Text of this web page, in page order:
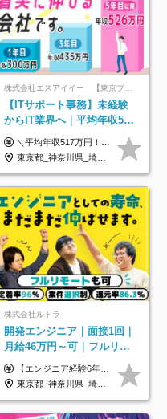
株式会社エスアイイー 【東京プロマーケット上場】
【ITサポート事務】未経験
からIT業界へ｜平均年収517
万円｜ホワイト企業認定｜
年休134日｜リモートOK
＼平均年収517万円！入社5年目まで毎年必ず昇給／ ■賞与年3回 ■年収800万円以上も可 ■入社3年以上の平均年収469.2万円 月給23万2000円以上＋賞与年3回＋各種手当 ☆入社5年目まで最大1万5000円の定期昇給を確約 ┃各種手当充実 ・規定の資格を取得すれば、2000円～5万円を毎月支給（2万4000円～60万円／年） ・研修中に取得した取得率95％の資格でも研修後の給料UP ※月給は年齢・経験・能力を考慮して、優遇いたします ※上記月給金額は固定残業代（20時間/3万1300円円以上）を含み、超過分は別途支給いたします ※試用期間（6ヶ月）は月給に変動はありますが、その他待遇に差異はありません ├入社後1ヶ月～3ヶ月間は、月給20万1900円となります └上記金額は固定残業代（10時間／1万6000円）を含み、超過分は別途支給いたします
東京都_神奈川県_埼玉県_千葉県_大阪府_愛知県_北海道_青森県_岩手県_宮城県_秋田県_山形県_福島県_茨城県_栃木県_群馬県_新潟県_山梨県_長野県_富山県_石川県_福井県_静岡県_岐阜県_三重県_兵庫県_京都府_滋賀県_奈良県_和歌山県_広島県_岡山県_鳥取県_島根県_山口県_徳島県_香川県_愛媛県_高知県_福岡県_熊本県_佐賀県_長崎県_大分県_宮崎県_鹿児島県_沖縄県
株式会社ルトラ
開発エンジニア｜面接1回｜
月給46万円～可｜フルリモ
ートも可｜案件選択制｜定
着率96％以上｜副業OK｜住
宅手当
【エンジニア経験6年以上の方】 月給46万円～100万円（固定残業代含む） ※上記月給には月30時間分の固定残業代（月8万7,400円～月19万円）を含む。超過分は全額支給。 【エンジニア経験4年以上の方】 月給42万円～100万円（固定残業代含む） ※上記月給には月30時間分の固定残業代（月7万9,800円～月19万円）を含む。超過分は全額支給。 【エンジニア経験4年未満の方】 月給38万円～100万円（固定残業代含む） ※上記月給には月30時間分の固定残業代（月7万2,200円～月19万円）を含む。超過分は全額支給。 ※経験、スキル、前職給与などを踏まえて決定。 ◆ルトラの給与制度のポイント！◆ ・社員の95%が入社時に年収UP！最高で300万円UPの実績も ・平均還元率86.3%（交通費・住宅手当・会社負担分の社保も含む） ・人柄やポテンシャルを評価し、スキル以上の希望年収を提示することも ・退職金制度やリファラル手当（平均50万円）あり
東京都_神奈川県_埼玉県_千葉県_大阪府_愛知県_北海道_青森県_岩手県_宮城県_秋田県_山形県_福島県_茨城県_栃木県_群馬県_新潟県_山梨県_長野県_富山県_石川県_福井県_静岡県_岐阜県_三重県_兵庫県_京都府_滋賀県_奈良県_和歌山県_広島県_岡山県_鳥取県_島根県_山口県_徳島県_香川県_愛媛県_高知県_福岡県_熊本県_佐賀県_長崎県_大分県_宮崎県_鹿児島県_沖縄県